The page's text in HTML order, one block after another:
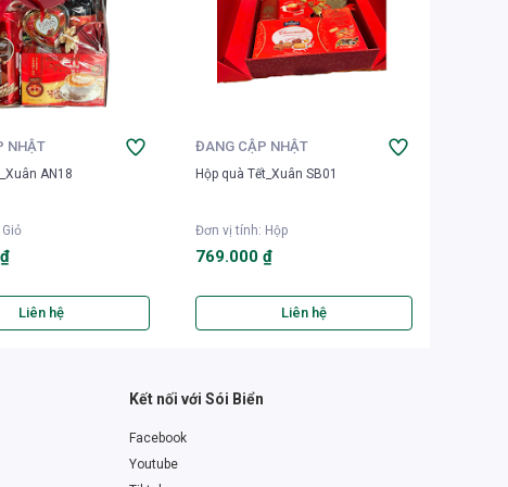
NHẬT
AN18
Giỏ
Liên hệ
ĐANG CẬP NHẬT
Hộp quà Tết_Xuân SB01
Đơn vị tính: Hộp
769.000 ₫
Liên hệ
Kết nối với Sói Biển
Facebook
Youtube